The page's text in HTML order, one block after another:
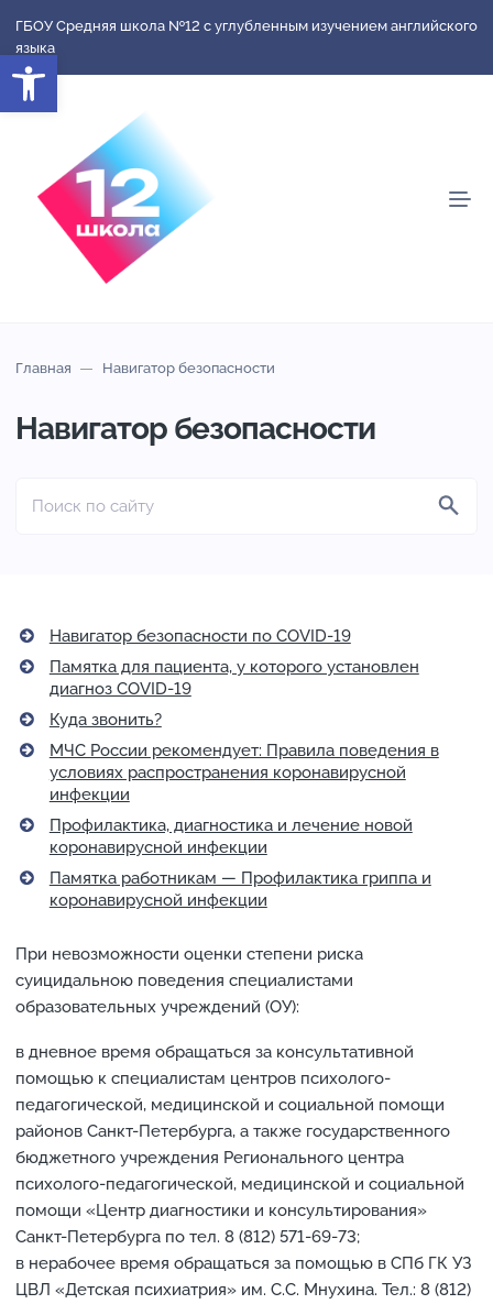
Открыть панель инструментов
ГБОУ Средняя школа №12 с углубленным изучением английского
языка
Главная Навигатор безопасности
Навигатор безопасности
Навигатор безопасности по COVID-19
Памятка для пациента, у которого установлен
диагноз COVID-19
Куда звонить?
МЧС России рекомендует: Правила поведения в
условиях распространения коронавирусной
инфекции
Профилактика, диагностика и лечение новой
коронавирусной инфекции
Памятка работникам — Профилактика гриппа и
коронавирусной инфекции
При невозможности оценки степени риска
суицидальною поведения специалистами
образовательных учреждений (ОУ):
в дневное время обращаться за консультативной
помощью к специалистам центров психолого-
педагогической, медицинской и социальной помощи
районов Санкт-Петербурга, а также государственного
бюджетного учреждения Регионального центра
психолого-педагогической, медицинской и социальной
помощи «Центр диагностики и консультирования»
Санкт-Петербурга по тел. 8 (812) 571-69-73;
в нерабочее время обращаться за помощью в СПб ГК УЗ
ЦВЛ «Детская психиатрия» им. С.С. Мнухина. Тел.: 8 (812)